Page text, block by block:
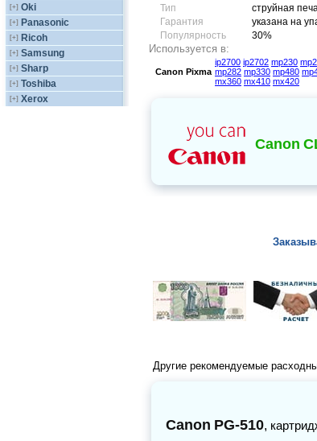
[+] Oki
[+] Panasonic
[+] Ricoh
[+] Samsung
[+] Sharp
[+] Toshiba
[+] Xerox
Тип
струйная
Гарантия
указана на
Популярность
30%
Используется в:
Canon Pixma
ip2700 ip2702 mp230
mp282 mp330 mp480
mx360 mx410 mx420
Canon
Другие рекомендуемые
Canon PG-510,